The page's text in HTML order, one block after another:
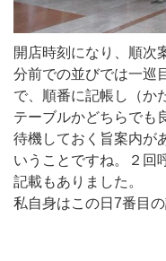
開店時刻になり、順次
分前での並びでは一巡
で、順番に記帳し（か
テーブルかどちらでも
待機しておく旨案内が
いうことですね。２回
記載もありました。
私自身はこの日7番目の